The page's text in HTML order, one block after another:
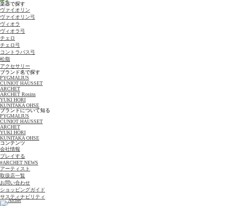
楽器で探す
ヴァイオリン
ヴァイオリン弓
ヴィオラ
ヴィオラ弓
チェロ
チェロ弓
コントラバス弓
松脂
アクセサリー
ブランド名で探す
PYGMALIUS
CUNIOT HAUSSET
ARCHET
ARCHET Rosins
YUKI HORI
KUNITAKA OHSE
ブランドについて知る
PYGMALIUS
CUNIOT HAUSSET
ARCHET
YUKI HORI
KUNITAKA OHSE
コンテンツ
会社情報
プレイする
#ARCHET NEWS
アーティスト
取扱店一覧
お問い合わせ
ショッピングガイド
サスティナビリティ